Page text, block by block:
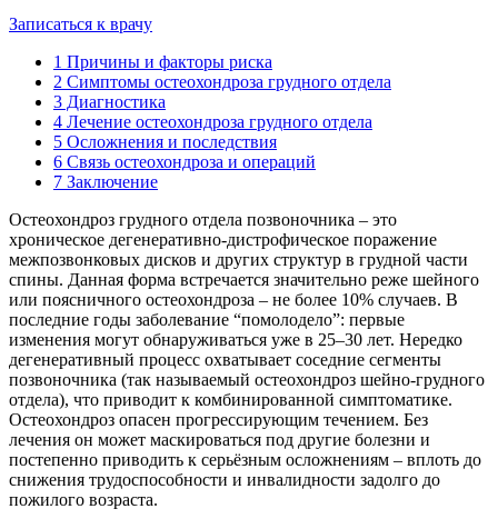
Записаться к врачу
1 Причины и факторы риска
2 Симптомы остеохондроза грудного отдела
3 Диагностика
4 Лечение остеохондроза грудного отдела
5 Осложнения и последствия
6 Связь остеохондроза и операций
7 Заключение
Остеохондроз грудного отдела позвоночника – это
хроническое дегенеративно-дистрофическое поражение
межпозвонковых дисков и других структур в грудной части
спины. Данная форма встречается значительно реже шейного
или поясничного остеохондроза – не более 10% случаев. В
последние годы заболевание “помолодело”: первые
изменения могут обнаруживаться уже в 25–30 лет. Нередко
дегенеративный процесс охватывает соседние сегменты
позвоночника (так называемый остеохондроз шейно-грудного
отдела), что приводит к комбинированной симптоматике.
Остеохондроз опасен прогрессирующим течением. Без
лечения он может маскироваться под другие болезни и
постепенно приводить к серьёзным осложнениям – вплоть до
снижения трудоспособности и инвалидности задолго до
пожилого возраста.